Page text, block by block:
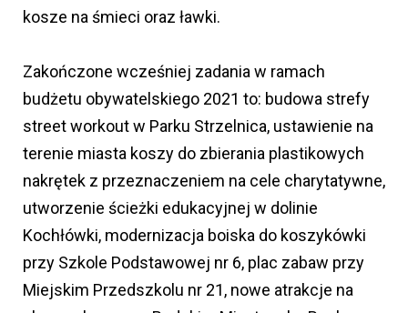
kosze na śmieci oraz ławki.
Zakończone wcześniej zadania w ramach
budżetu obywatelskiego 2021 to: budowa strefy
street workout w Parku Strzelnica, ustawienie na
terenie miasta koszy do zbierania plastikowych
nakrętek z przeznaczeniem na cele charytatywne,
utworzenie ścieżki edukacyjnej w dolinie
Kochłówki, modernizacja boiska do koszykówki
przy Szkole Podstawowej nr 6, plac zabaw przy
Miejskim Przedszkolu nr 21, nowe atrakcje na